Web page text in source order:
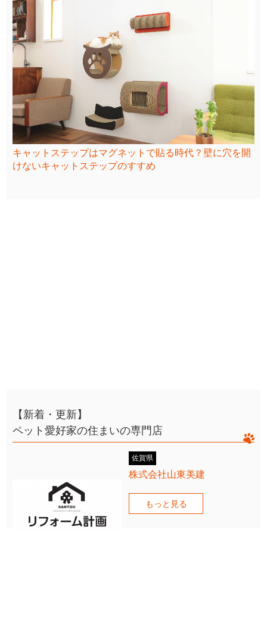
キャットステップはマグネットで貼る時代？壁に穴を開
けないキャットステップのすすめ
【新着・更新】
ペット愛好家の住まいの専門店
佐賀県
株式会社山東美建
もっと見る